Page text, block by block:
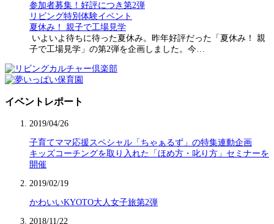
参加者募集！好評につき第2弾
リビング特別体験イベント
夏休み！ 親子で工場見学
いよいよ待ちに待った夏休み。昨年好評だった「夏休み！ 親
子で工場見学」の第2弾を企画しました。今…
イベントレポート
2019/04/26
子育てママ応援スペシャル「ちゃぁるず」の特集連動企画
キッズコーチングを取り入れた「ほめ方・叱り方」セミナーを
開催
2019/02/19
かわいいKYOTO大人女子旅第2弾
2018/11/22